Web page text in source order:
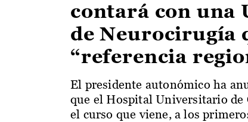
contará con una
de Neurocirugía
“referencia
El presidente autonómico ha
que el Hospital Universitario de
el curso que viene, a los